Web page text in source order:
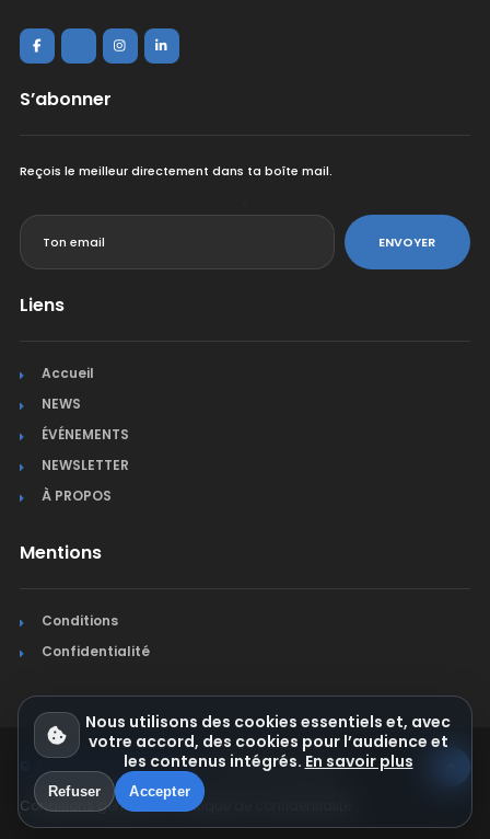
S’abonner
Reçois le meilleur directement dans ta boîte mail.
ENVOYER
Liens
Accueil
NEWS
ÉVÉNEMENTS
NEWSLETTER
À PROPOS
Mentions
Conditions
Confidentialité
© Jura Synchro 2015-2026. Tous droits réservés.
Conditions générales Politique de confidentialité
Nous utilisons des cookies essentiels et, avec
votre accord, des cookies pour l’audience et
les contenus intégrés. En savoir plus
Refuser Accepter